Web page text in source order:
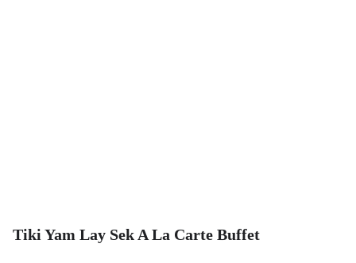
Tiki Yam Lay Sek A La Carte Buffet